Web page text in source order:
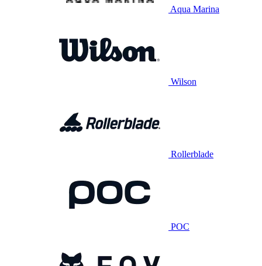
Aqua Marina
Wilson
Rollerblade
POC